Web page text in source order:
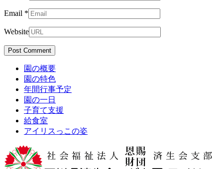
Email *
Website
園の概要
園の特色
年間行事予定
園の一日
子育て支援
給食室
アイリスっこの姿